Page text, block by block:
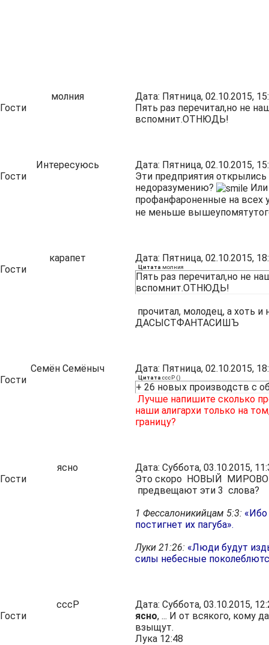
молния
Дата: Пятница, 02.10.2015,
Гости
Пять раз перечитал,но не
вспомнит.ОТНЮДЬ!
Интересуюсь
Дата: Пятница, 02.10.2015,
Гости
Эти предприятия
недоразумению?
профанфароненные на всех
не меньше
карапет
Дата: Пятница, 02.10.2015,
Гости
Цитата молния
Пять раз перечитал,но не
вспомнит.ОТНЮДЬ!
прочитал, молодец, а хоть
ДАСЫСТФАНТАСИШЪ
Семён Семёныч
Дата: Пятница, 02.10.2015,
Гости
Цитата сссР ()
+ 26 новых производств с
Лучше напишите сколько
наши алигархи только на
границу?
ясно
Дата: Суббота, 03.10.2015,
Гости
Это скоро НОВЫЙ
предвещают эти 3 слова?
1 Фессалоникийцам 5:3: «Ибо
постигнет их пагуба».
Луки 21:26: «Люди будут
силы небесные
сссР
Дата: Суббота, 03.10.2015,
Гости
ясно, ... И от всякого, кому
взыщут.
Лука 12:48